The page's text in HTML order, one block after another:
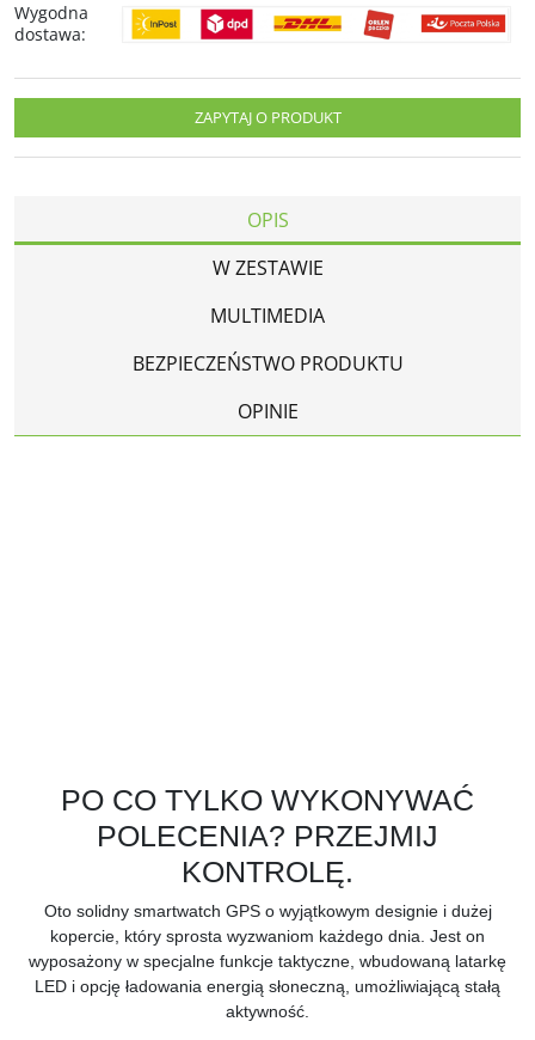
Wygodna
dostawa:
ZAPYTAJ O PRODUKT
OPIS
W ZESTAWIE
MULTIMEDIA
BEZPIECZEŃSTWO PRODUKTU
OPINIE
PO CO TYLKO WYKONYWAĆ
POLECENIA? PRZEJMIJ
KONTROLĘ.
Oto solidny smartwatch GPS o wyjątkowym designie i dużej
kopercie, który sprosta wyzwaniom każdego dnia. Jest on
wyposażony w specjalne funkcje taktyczne, wbudowaną latarkę
LED i opcję ładowania energią słoneczną, umożliwiającą stałą
aktywność.